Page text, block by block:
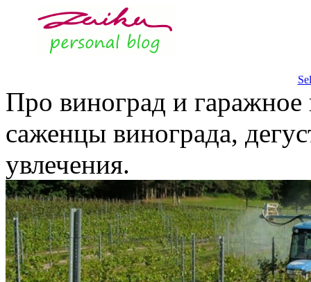
Про виноград и
саженцы винограда,
увлечения.